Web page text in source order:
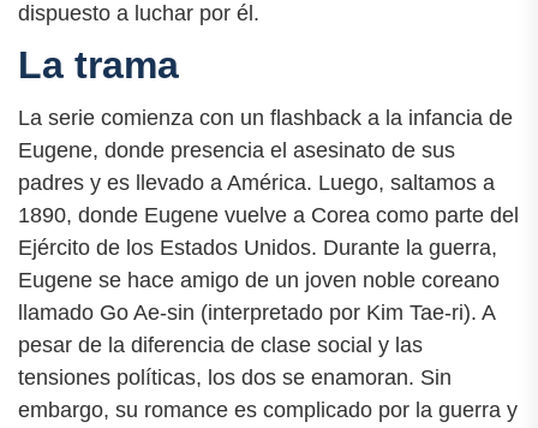
dispuesto a luchar por él.
La trama
La serie comienza con un flashback a la infancia de
Eugene, donde presencia el asesinato de sus
padres y es llevado a América. Luego, saltamos a
1890, donde Eugene vuelve a Corea como parte del
Ejército de los Estados Unidos. Durante la guerra,
Eugene se hace amigo de un joven noble coreano
llamado Go Ae-sin (interpretado por Kim Tae-ri). A
pesar de la diferencia de clase social y las
tensiones políticas, los dos se enamoran. Sin
embargo, su romance es complicado por la guerra y